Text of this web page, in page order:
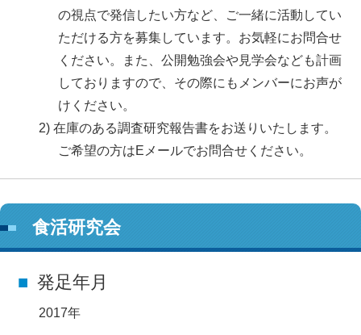
の視点で発信したい方など、ご一緒に活動してい
ただける方を募集しています。お気軽にお問合せ
ください。また、公開勉強会や見学会なども計画
しておりますので、その際にもメンバーにお声が
けください。
在庫のある調査研究報告書をお送りいたします。
ご希望の方はEメールでお問合せください。
食活研究会
発足年月
2017年